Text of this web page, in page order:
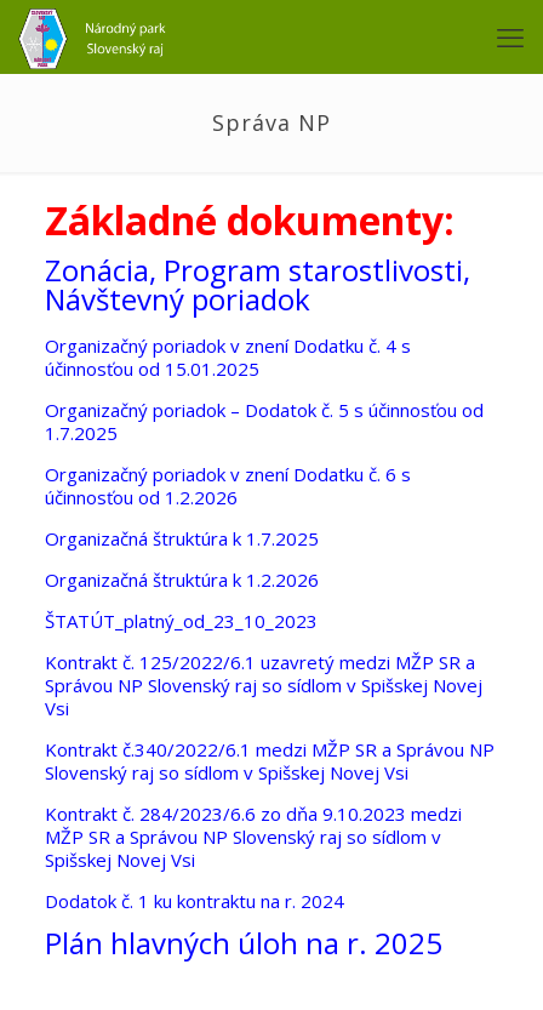
Správa NP
Základné dokumenty:
Zonácia, Program starostlivosti,
Návštevný poriadok
Organizačný poriadok v znení Dodatku č. 4 s
účinnosťou od 15.01.2025
Organizačný poriadok – Dodatok č. 5 s účinnosťou od
1.7.2025
Organizačný poriadok v znení Dodatku č. 6 s
účinnosťou od 1.2.2026
Organizačná štruktúra k 1.7.2025
Organizačná štruktúra k 1.2.2026
ŠTATÚT_platný_od_23_10_2023
Kontrakt č. 125/2022/6.1 uzavretý medzi MŽP SR a
Správou NP Slovenský raj so sídlom v Spišskej Novej
Vsi
Kontrakt č.340/2022/6.1 medzi MŽP SR a Správou NP
Slovenský raj so sídlom v Spišskej Novej Vsi
Kontrakt č. 284/2023/6.6 zo dňa 9.10.2023 medzi
MŽP SR a Správou NP Slovenský raj so sídlom v
Spišskej Novej Vsi
Dodatok č. 1 ku kontraktu na r. 2024
Plán hlavných úloh na r. 2025